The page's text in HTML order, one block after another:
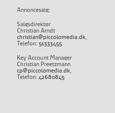
Annoncesalg:
Salgsdirektør
Christian Arndt
christian@piccolomedia.dk,
Telefon: 51333455
Key Account Manager
Christian Preetzmann
cp@piccolomedia.dk,
Telefon: 42680845